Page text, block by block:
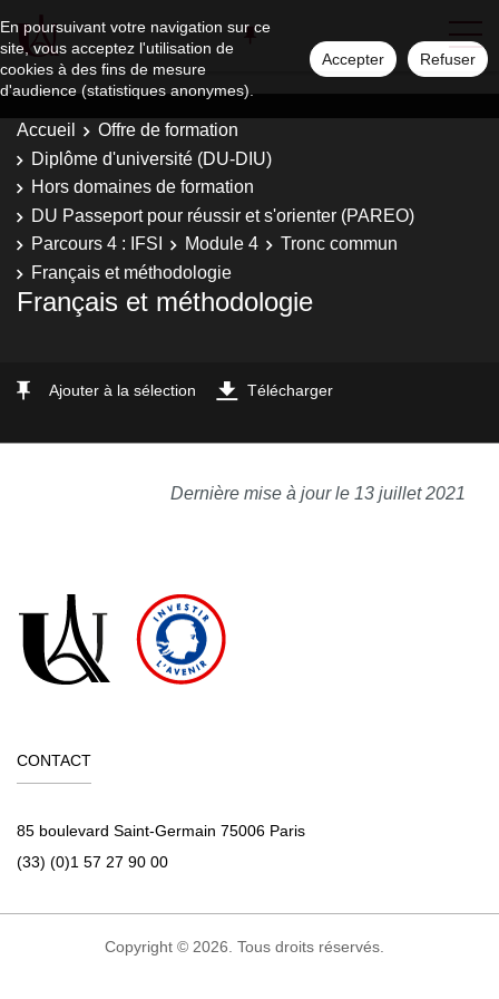
En poursuivant votre navigation sur ce
site, vous acceptez l'utilisation de
cookies à des fins de mesure
d'audience (statistiques anonymes).
Accepter Refuser
Accueil
Offre de formation
Diplôme d'université (DU-DIU)
Hors domaines de formation
DU Passeport pour réussir et s'orienter (PAREO)
Parcours 4 : IFSI
Module 4
Tronc commun
Français et méthodologie
Français et méthodologie
Ajouter à la sélection Télécharger
Dernière mise à jour le 13 juillet 2021
CONTACT
85 boulevard Saint-Germain 75006 Paris
(33) (0)1 57 27 90 00
Copyright © 2026. Tous droits réservés.